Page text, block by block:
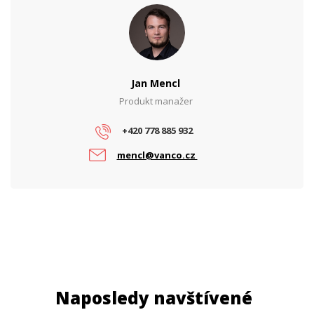
Jan Mencl
Produkt manažer
+420 778 885 932
mencl@vanco.cz
Naposledy navštívené